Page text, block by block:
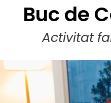
Buc de
Activitat